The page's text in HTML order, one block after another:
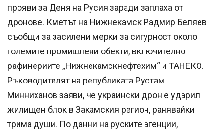
прояви за Деня на Русия заради заплаха от
дронове. Кметът на Нижнекамск Радмир Беляев
съобщи за засилени мерки за сигурност около
големите промишлени обекти, включително
рафинериите „Нижнекамскнефтехим“ и ТАНЕКО.
Ръководителят на републиката Рустам
Минниханов заяви, че украински дрон е ударил
жилищен блок в Закамския регион, ранявайки
трима души. По данни на руските агенции,